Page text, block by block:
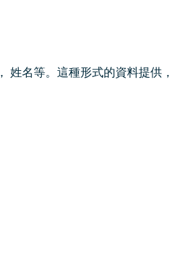
姓名等。這種形式的資料提供